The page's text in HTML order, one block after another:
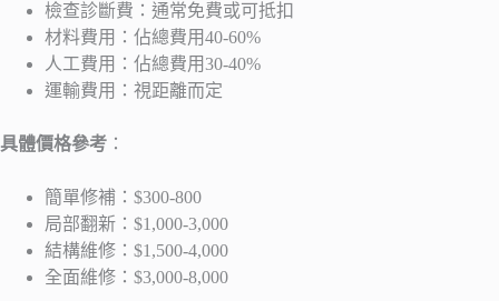
檢查診斷費：通常免費或可抵扣
材料費用：佔總費用40-60%
人工費用：佔總費用30-40%
運輸費用：視距離而定
具體價格參考 ：
簡單修補：$300-800
局部翻新：$1,000-3,000
結構維修：$1,500-4,000
全面維修：$3,000-8,000